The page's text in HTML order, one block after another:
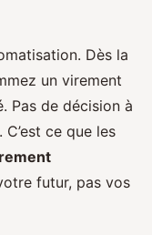
Dès la
un virement
Pas de décision à
ce que les
futur, pas vos